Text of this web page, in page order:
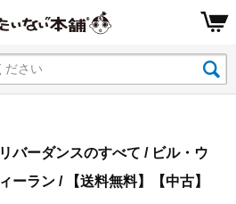
リバーダンスのすべて / ビル・ウ
ィーラン / 【送料無料】【中古】